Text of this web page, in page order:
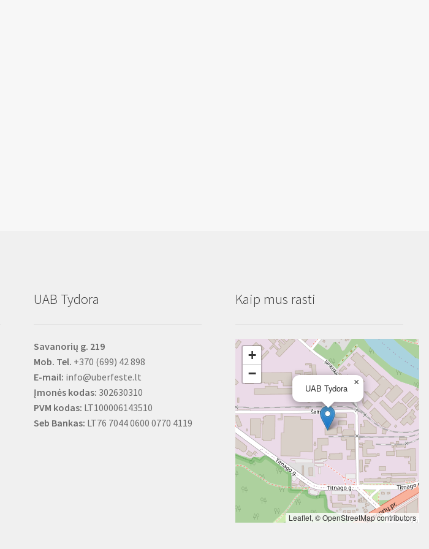
UAB Tydora
Savanorių g. 219
Mob. Tel. +370 (699) 42 898
E-mail: info@uberfeste.lt
Įmonės kodas: 302630310
PVM kodas: LT100006143510
Seb Bankas: LT76 7044 0600 0770 4119
Kaip mus rasti
UAB Tydora
×
+
−
Leaflet, ©OpenStreetMapcontributors